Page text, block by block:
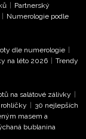
| Partnerský
| Numerologie podle
dle numerologie |
na léto 2026 | Trendy
na salátové zálivky |
rohlíčky | 30 nejlepších
masem a
bublanina